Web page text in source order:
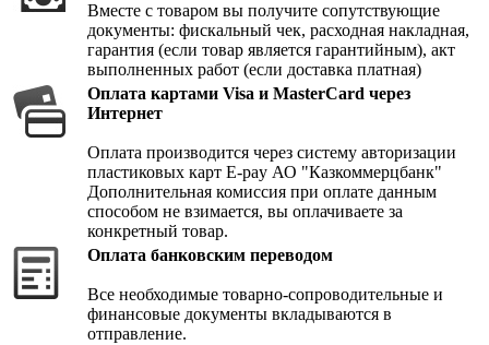
Вместе с товаром вы получите сопутствующие
документы: фискальный чек, расходная накладная,
гарантия (если товар является гарантийным), акт
выполненных работ (если доставка платная)
Оплата картами Visa и MasterCard через
Интернет
Оплата производится через систему авторизации
пластиковых карт E-pay АО "Казкоммерцбанк"
Дополнительная комиссия при оплате данным
способом не взимается, вы оплачиваете за
конкретный товар.
Оплата банковским переводом
Все необходимые товарно-сопроводительные и
финансовые документы вкладываются в
отправление.